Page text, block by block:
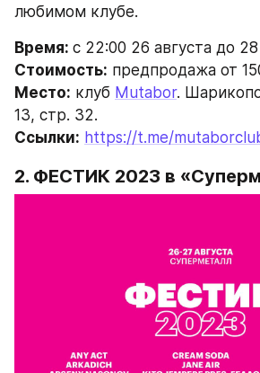
любимом клубе.
Время: с 22:00 26 августа до 28
Стоимость: предпродажа от
Место: клуб Mutabor.
13, стр. 32.
Ссылки: https://t.me/
2. ФЕСТИК 2023 в